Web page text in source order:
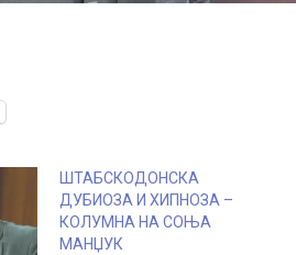
ШТАБСКОДОНСКА
ДУБИОЗА И ХИПНОЗА –
КОЛУМНА НА СОЊА
МАНЏУК